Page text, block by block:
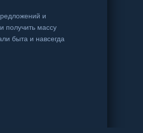
и
получить массу
быта и навсегда